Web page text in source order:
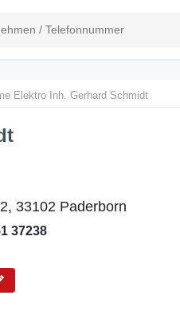
Elektro Inh. Gerhard Schmidt
33102 Paderborn
37238